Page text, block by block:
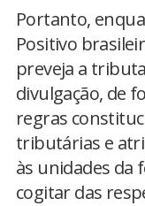
Portanto,
Positivo
preveja a
divulgação, de
regras
tributárias e
às unidades da
cogitar das